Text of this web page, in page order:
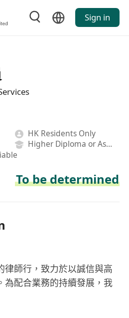
Sign in
HK Residents Only
Higher Diploma or Associate Degree
To be determined
律師行，致力於以誠信與高
為配合業務的持續發展，我
法律文件文員加入我們的